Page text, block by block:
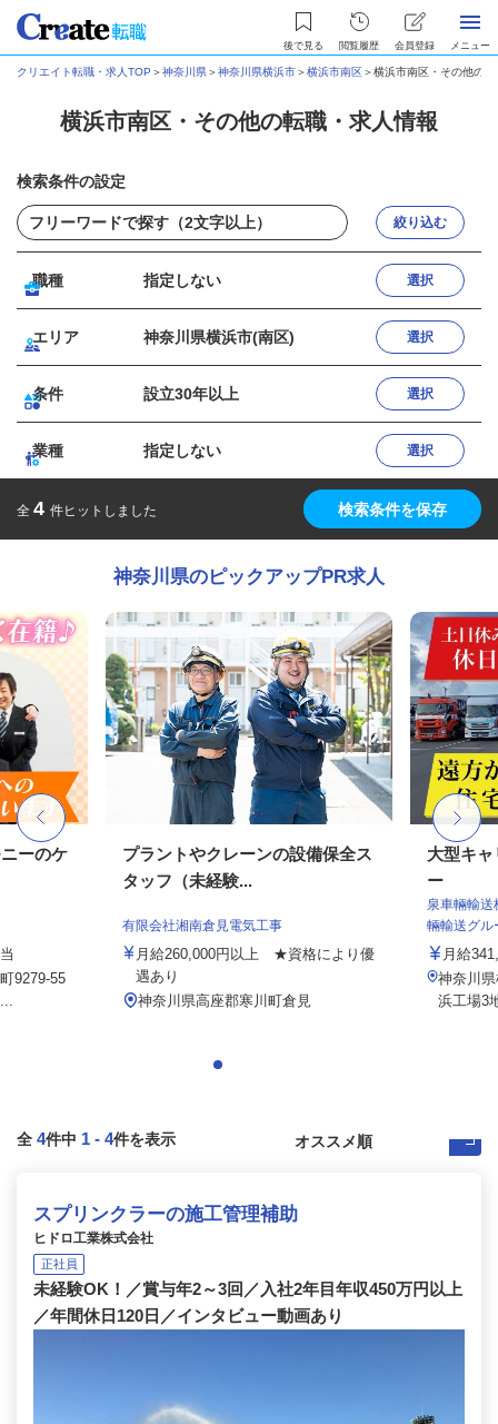
後で見る 閲覧履歴 会員登録 メニュー
クリエイト転職・求人TOP ＞神奈川県＞神奈川県横浜市＞横浜市南区＞横浜市南区・その他の
横浜市南区・その他の転職・求人情報
検索条件の設定
絞り込む
職種 指定しない 選択
エリア 神奈川県横浜市(南区) 選択
条件 設立30年以上 選択
業種 指定しない 選択
全 4 件ヒットしました 検索条件を保存
神奈川県のピックアップPR求人
ーのケ
9279-55
プラントやクレーンの設備保全ス
タッフ（未経験...
有限会社湘南倉見電気工事
月給260,000円以上 ★資格により優
遇あり
神奈川県高座郡寒川町倉見
大型キ
ー
泉車輛輸
輛輸送グル
月給
神奈川
浜工場3
全 4件中 1 - 4件を表示
スプリンクラーの施工管理補助
ヒドロ工業株式会社
正社員
未経験OK！／賞与年2～3回／入社2年目年収450万円以上
／年間休日120日／インタビュー動画あり